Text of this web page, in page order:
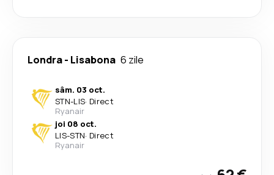
Londra- Lisabona 6 zile
sâm. 03 oct.
STN-LIS· Direct
Ryanair
joi 08 oct.
LIS-STN· Direct
Ryanair